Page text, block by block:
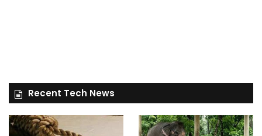
Recent Tech News